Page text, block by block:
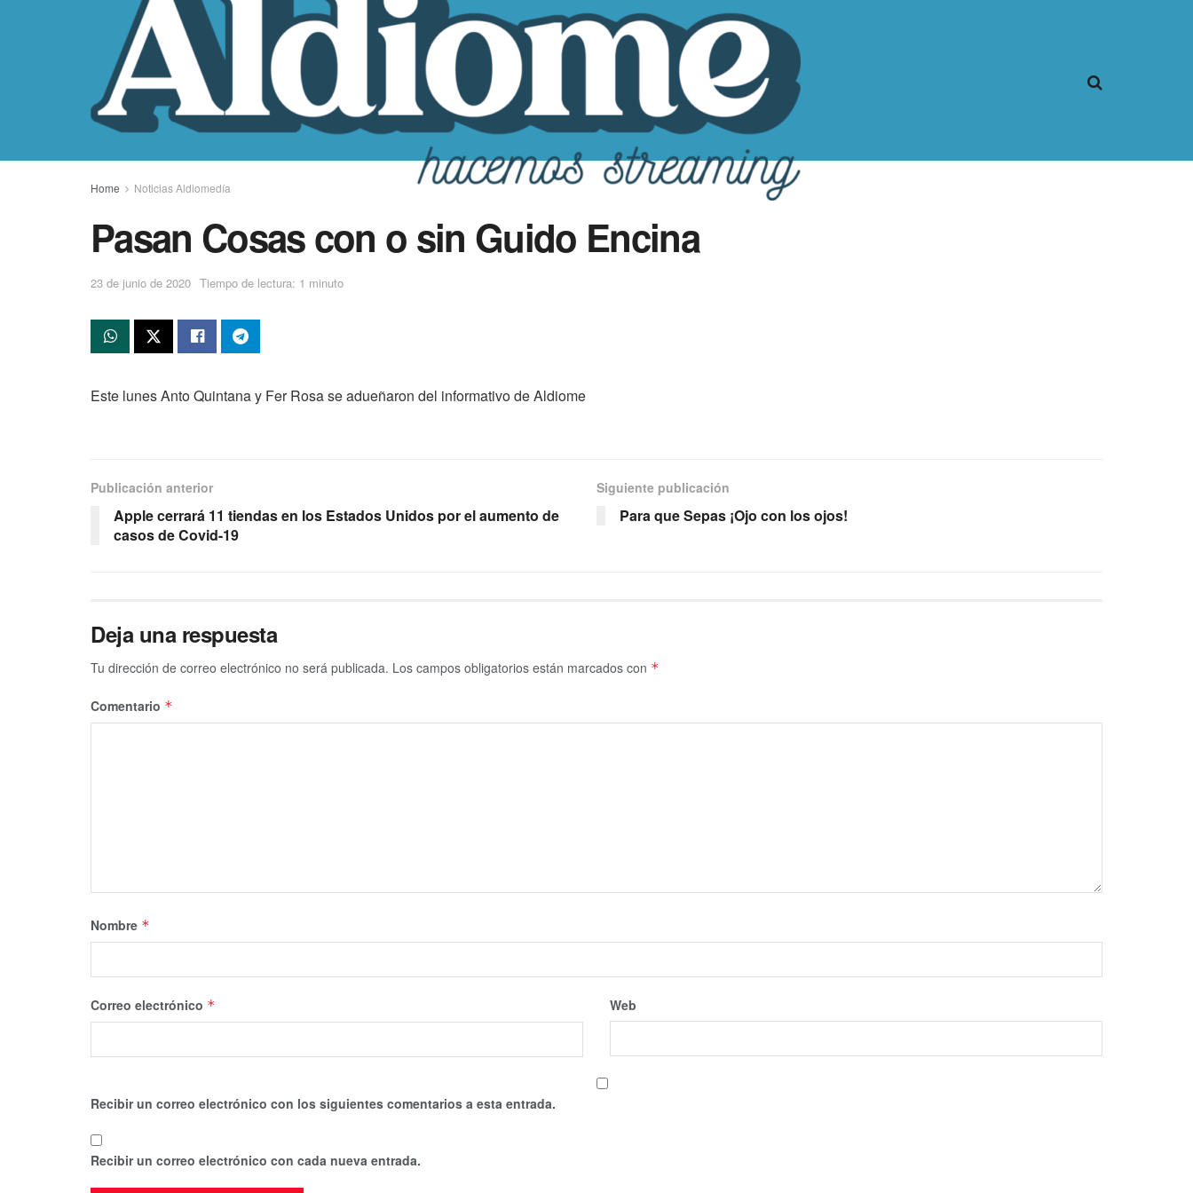
Home Noticias Aldiomedía
Pasan Cosas con o sin Guido Encina
23 de junio de 2020 Tiempo de lectura: 1 minuto
Este lunes Anto Quintana y Fer Rosa se adueñaron del informativo de Aldiome
Publicación anterior
Apple cerrará 11 tiendas en los Estados Unidos por el aumento de
casos de Covid-19
Siguiente publicación
Para que Sepas ¡Ojo con los ojos!
Deja una respuesta
Tu dirección de correo electrónico no será publicada. Los campos obligatorios están marcados con *
Comentario *
Nombre *
Correo electrónico * Web
Recibir un correo electrónico con los siguientes comentarios a esta entrada.
Recibir un correo electrónico con cada nueva entrada.